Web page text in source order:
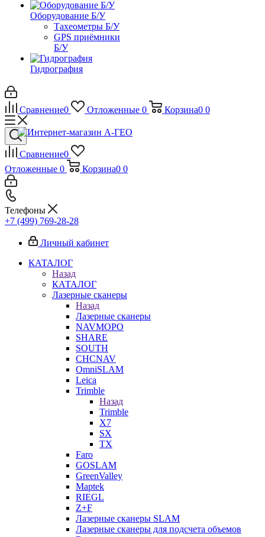
Оборудование Б/У
Тахеометры Б/У
GPS приёмники
Б/У
Гидрография
Сравнение0 Отложенные 0 Корзина0 0
Сравнение0
Отложенные 0 Корзина0 0
Телефоны
+7 (499) 769-28-28
Личный кабинет
КАТАЛОГ
Назад
КАТАЛОГ
Лазерные сканеры
Назад
Лазерные сканеры
NAVMOPO
SHARE
SOUTH
CHCNAV
OmniSLAM
Leica
Trimble
Назад
Trimble
X7
SX
TX
Faro
GOSLAM
GreenValley
Maptek
RIEGL
Z+F
Лазерные сканеры SLAM
Лазерные сканеры для подсчета объемов